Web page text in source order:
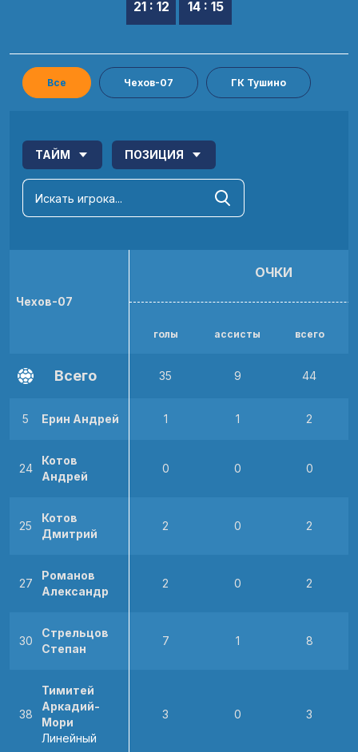
21 : 12 14 : 15
Все Чехов-07 ГК Тушино
ТАЙМ ПОЗИЦИЯ
Чехов-07
ОЧКИ
голы ассисты всего
Всего 35 9 44
5 Ерин Андрей 1 1 2
24
Котов
Андрей
0 0 0
25
Котов
Дмитрий
2 0 2
27
Романов
Александр
2 0 2
30
Стрельцов
Степан
7 1 8
38
Тимитей
Аркадий-
Мори
Линейный
3 0 3